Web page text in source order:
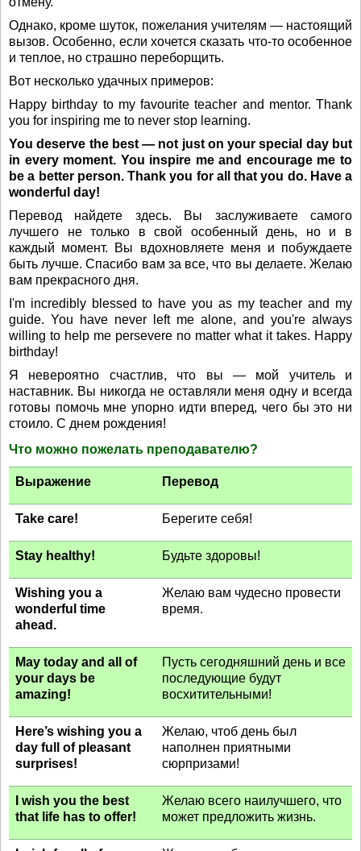
Однако, кроме шуток, пожелания учителям — настоящий
вызов. Особенно, если хочется сказать что-то особенное
и теплое, но страшно переборщить.
Вот несколько удачных примеров:
Happy birthday to my favourite teacher and mentor. Thank
you for inspiring me to never stop learning.
You deserve the best — not just on your special day but
in every moment. You inspire me and encourage me to
be a better person. Thank you for all that you do. Have a
wonderful day!
Перевод найдете здесь. Вы заслуживаете самого
лучшего не только в свой особенный день, но и в
каждый момент. Вы вдохновляете меня и побуждаете
быть лучше. Спасибо вам за все, что вы делаете. Желаю
вам прекрасного дня.
I'm incredibly blessed to have you as my teacher and my
guide. You have never left me alone, and you're always
willing to help me persevere no matter what it takes. Happy
birthday!
Я невероятно счастлив, что вы — мой учитель и
наставник. Вы никогда не оставляли меня одну и всегда
готовы помочь мне упорно идти вперед, чего бы это ни
стоило. С днем рождения!
Что можно пожелать преподавателю?
Выражение Перевод
Take care! Берегите себя!
Stay healthy! Будьте здоровы!
Wishing you a
wonderful time
ahead.
Желаю вам чудесно провести
время.
May today and all of
your days be
amazing!
Пусть сегодняшний день и все
последующие будут
восхитительными!
Here’s wishing you a
day full of pleasant
surprises!
Желаю, чтоб день был
наполнен приятными
сюрпризами!
I wish you the best
that life has to offer!
Желаю всего наилучшего, что
может предложить жизнь.